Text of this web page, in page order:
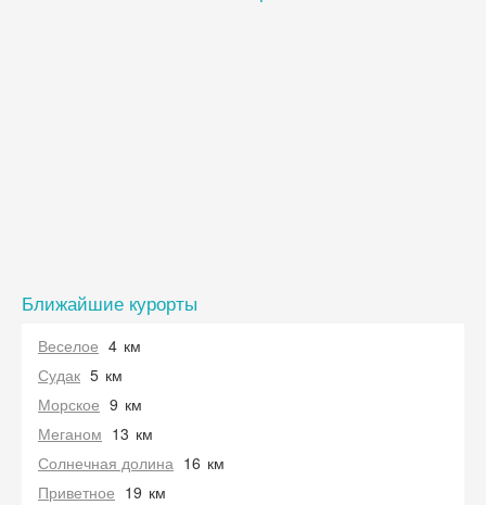
Ближайшие курорты
Веселое 4 км
Судак 5 км
Морское 9 км
Меганом 13 км
Солнечная долина 16 км
Приветное 19 км